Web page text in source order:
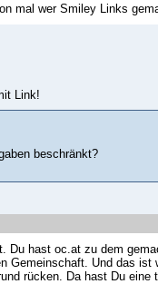
mal wer Smiley Links
Link!
beschränkt?
Du hast oc.at zu dem
Gemeinschaft. Und das
rücken. Da hast Du eine